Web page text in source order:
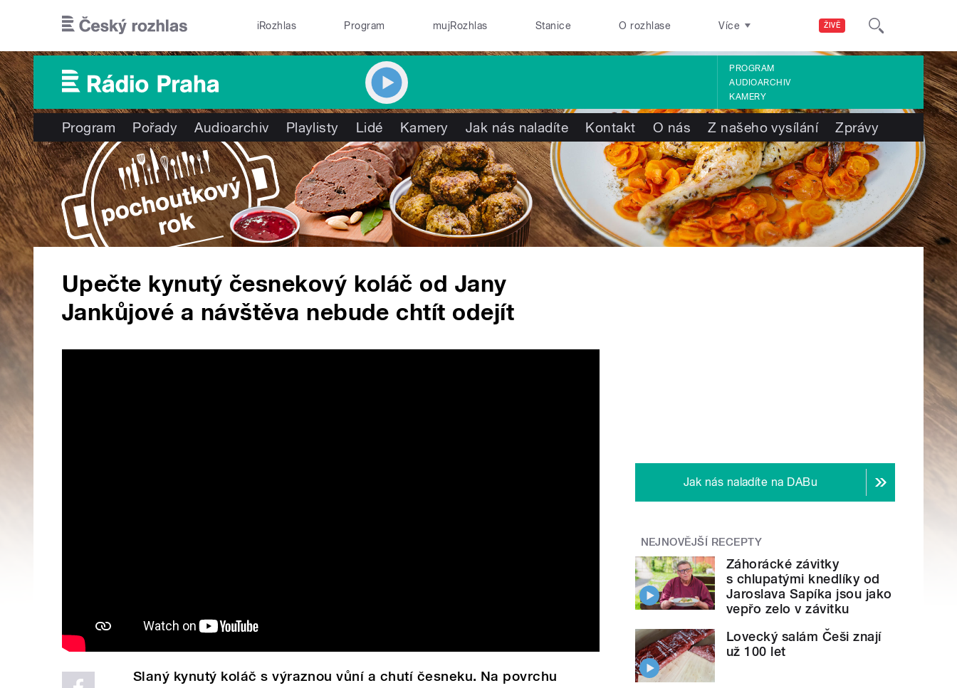
ŽIVĚ
iRozhlas Program mujRozhlas Stanice O rozhlase Více
PROGRAM
AUDIOARCHIV
KAMERY
Program Pořady Audioarchiv Playlisty Lidé Kamery Jak nás naladíte Kontakt O nás Z našeho vysílání Zprávy
Upečte kynutý česnekový koláč od Jany
Jankůjové a návštěva nebude chtít odejít
Slaný kynutý koláč s výraznou vůní a chutí česneku. Na povrchu
Jak nás naladíte na DABu
NEJNOVĚJŠÍ RECEPTY
Záhorácké závitky
s chlupatými knedlíky od
Jaroslava Sapíka jsou jako
vepřo zelo v závitku
Lovecký salám Češi znají
už 100 let